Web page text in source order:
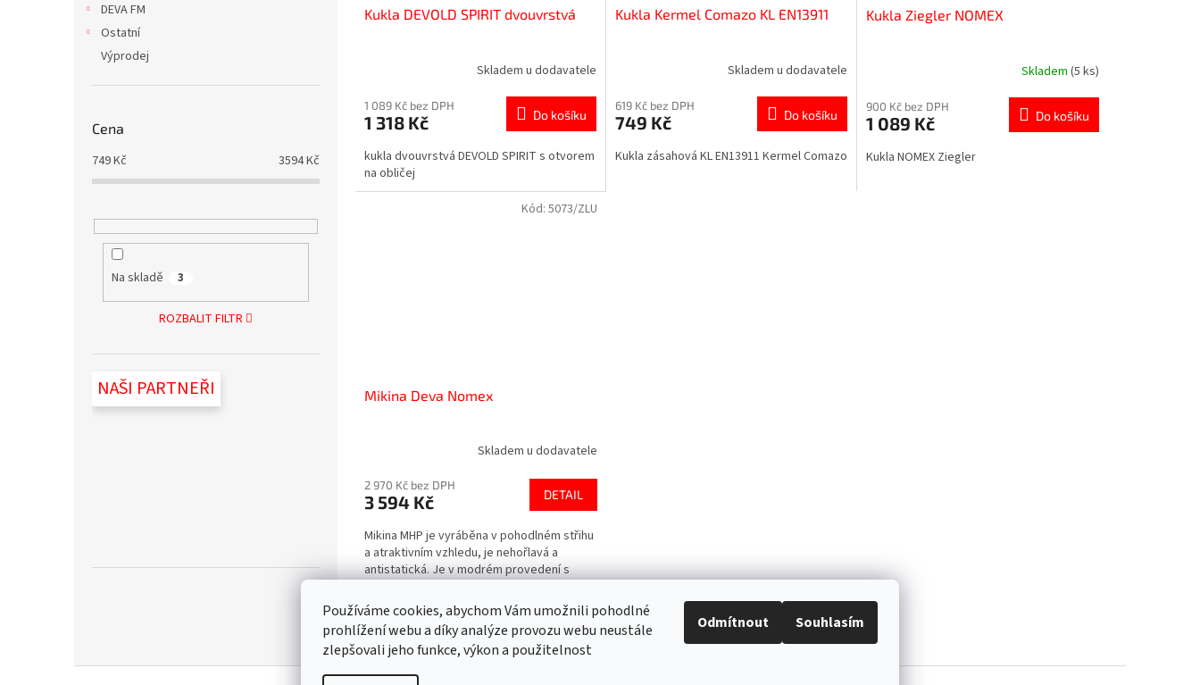
Používáme cookies, abychom Vám umožnili pohodlné
prohlížení webu a díky analýze provozu webu neustále
zlepšovali jeho funkce, výkon a použitelnost
Odmítnout Souhlasím
DEVA FM
Ostatní
Výprodej
Cena
749Kč 3594Kč
Na skladě 3
ROZBALIT FILTR
NAŠI PARTNEŘI
Kukla DEVOLD SPIRIT dvouvrstvá
Skladem u dodavatele
1 089 Kč bez DPH
1 318 Kč Do košíku
kukla dvouvrstvá DEVOLD SPIRIT s otvorem
na obličej
Kukla Kermel Comazo KL EN13911
Skladem u dodavatele
619 Kč bez DPH
749 Kč Do košíku
Kukla zásahová KL EN13911 Kermel Comazo
Kukla Ziegler NOMEX
Skladem (5 ks)
900 Kč bez DPH
1 089 Kč Do košíku
Kukla NOMEX Ziegler
Mikina Deva Nomex
Skladem u dodavatele
2 970 Kč bez DPH
3 594 Kč DETAIL
Mikina MHP je vyráběna v pohodlném střihu
a atraktivním vzhledu, je nehořlavá a
antistatická. Je v modrém provedení s
Samozřejmostí...
Kód: 5073/ZLU
O
v